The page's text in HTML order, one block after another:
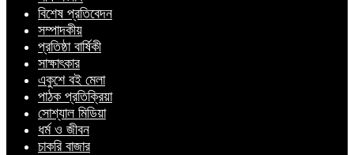
বিশেষ প্রতিবেদন
সম্পাদকীয়
প্রতিষ্ঠা বার্ষিকী
সাক্ষাৎকার
একুশে বই মেলা
পাঠক প্রতিক্রিয়া
সোশ্যাল মিডিয়া
ধর্ম ও জীবন
চাকরি বাজার